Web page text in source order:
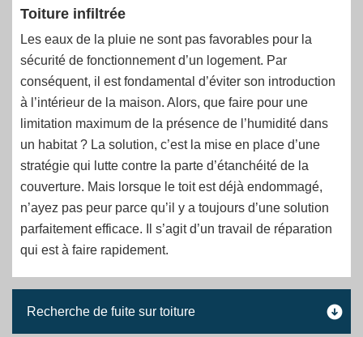
Toiture infiltrée
Les eaux de la pluie ne sont pas favorables pour la
sécurité de fonctionnement d’un logement. Par
conséquent, il est fondamental d’éviter son introduction
à l’intérieur de la maison. Alors, que faire pour une
limitation maximum de la présence de l’humidité dans
un habitat ? La solution, c’est la mise en place d’une
stratégie qui lutte contre la parte d’étanchéité de la
couverture. Mais lorsque le toit est déjà endommagé,
n’ayez pas peur parce qu’il y a toujours d’une solution
parfaitement efficace. Il s’agit d’un travail de réparation
qui est à faire rapidement.
Recherche de fuite sur toiture